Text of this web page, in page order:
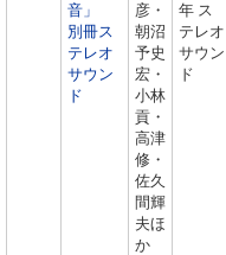
音」
別冊ス
テレオ
サウン
ド
彦・
朝沼
予史
宏・
小林
貢・
高津
修・
佐久
間輝
夫ほ
か
年 ス
テレオ
サウン
ド